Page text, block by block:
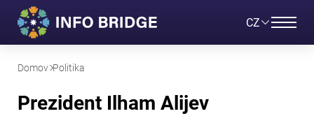
CZ
Domov Politika
Prezident Ilham Alijev